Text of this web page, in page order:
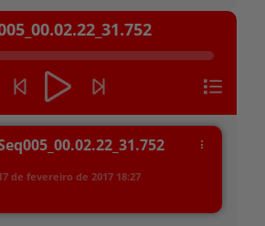
de fevereiro de 2017 18:27